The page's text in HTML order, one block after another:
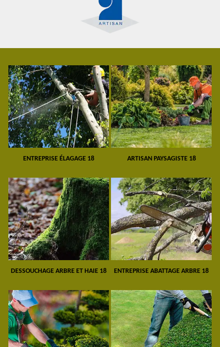
ENTREPRISE ÉLAGAGE 18 ARTISAN PAYSAGISTE 18
DESSOUCHAGE ARBRE ET HAIE 18 ENTREPRISE ABATTAGE ARBRE 18